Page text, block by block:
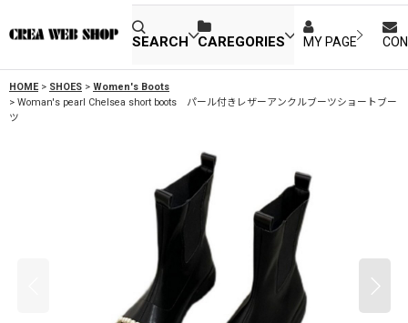
SEARCH CAREGORIES MY PAGE
HOME > SHOES > Women's Boots
> Woman's pearl Chelsea short boots パール付きレザーアンクルブーツショートブー
ツ